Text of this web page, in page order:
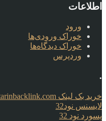
اطلاعات
ورود
خوراک ورودی‌ها
خوراک دیدگاه‌ها
وردپرس
.
خرید بک لینک behtarinbacklink.com
لایسنس نود32
پسورد نود 32